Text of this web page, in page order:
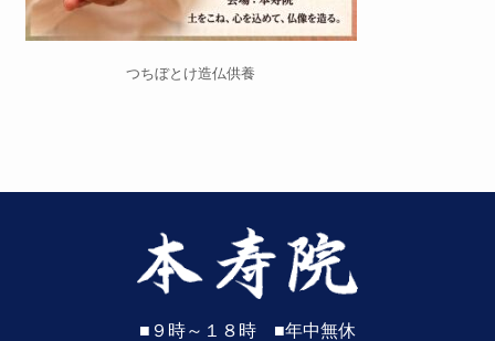
つちぼとけ造仏供養
■９時～１８時 ■年中無休